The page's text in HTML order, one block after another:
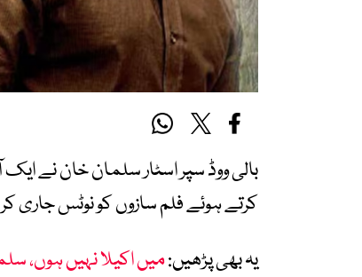
بالی ووڈ سپر اسٹار سلمان خان نے ایک
کرتے ہوئے فلم سازوں کو نوٹس جاری کر
یہ بھی پڑھیں:میں اکیلا نہیں ہوں،